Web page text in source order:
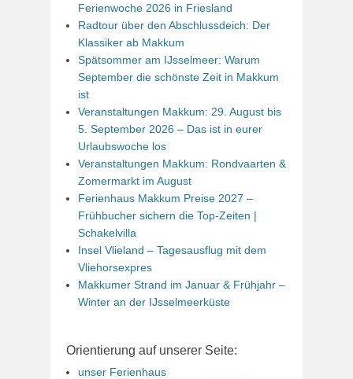
Ferienwoche 2026 in Friesland
Radtour über den Abschlussdeich: Der
Klassiker ab Makkum
Spätsommer am IJsselmeer: Warum
September die schönste Zeit in Makkum
ist
Veranstaltungen Makkum: 29. August bis
5. September 2026 – Das ist in eurer
Urlaubswoche los
Veranstaltungen Makkum: Rondvaarten &
Zomermarkt im August
Ferienhaus Makkum Preise 2027 –
Frühbucher sichern die Top-Zeiten |
Schakelvilla
Insel Vlieland – Tagesausflug mit dem
Vliehorsexpres
Makkumer Strand im Januar & Frühjahr –
Winter an der IJsselmeerküste
Orientierung auf unserer Seite:
unser Ferienhaus